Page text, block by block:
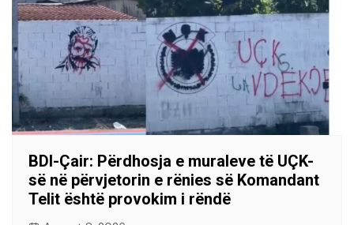
BDI-Çair: Përdhosja e muraleve të UÇK-
së në përvjetorin e rënies së Komandant
Telit është provokim i rëndë